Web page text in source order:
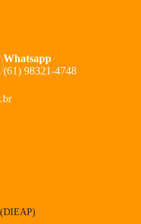
Whatsapp
(61) 98321-4748
(DIEAP)